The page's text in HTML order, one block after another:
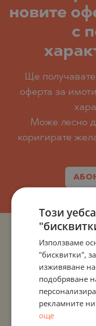
новите
с
Ще
оферта за
Може лесно
коригирате
ПРОЕКТИ И ИМОТИ ПО
ПРОЕКТИ И ИМОТИ ПО
ПРОЕКТИ И ИМОТИ ПО
Този
Използваме
"бисквитки",
изживяване
подобряване
рекламните
още